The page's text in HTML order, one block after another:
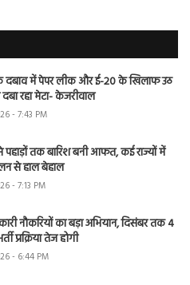
दबाव में पेपर लीक और ई-20 के खिलाफ उठ
रहा मेटा- केजरीवाल
- 7:43 PM
पहाड़ों तक बारिश बनी आफत, कई राज्यों में
से हाल बेहाल
- 7:13 PM
नौकरियों का बड़ा अभियान, दिसंबर तक 4
प्रक्रिया तेज होगी
- 6:44 PM